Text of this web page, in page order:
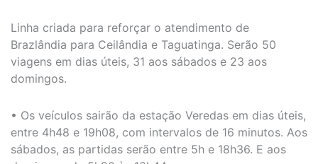
Linha criada para reforçar o atendimento de
Brazlândia para Ceilândia e Taguatinga. Serão 50
viagens em dias úteis, 31 aos sábados e 23 aos
domingos.
• Os veículos sairão da estação Veredas em dias úteis,
entre 4h48 e 19h08, com intervalos de 16 minutos. Aos
sábados, as partidas serão entre 5h e 18h36. E aos